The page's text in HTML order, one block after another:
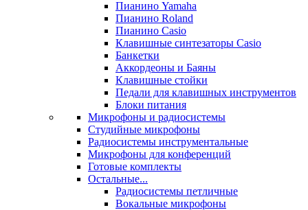
Пианино Yamaha
Пианино Roland
Пианино Casio
Клавишные синтезаторы Casio
Банкетки
Аккордеоны и Баяны
Клавишные стойки
Педали для клавишных инструментов
Блоки питания
Микрофоны и радиосистемы
Студийные микрофоны
Радиосистемы инструментальные
Микрофоны для конференций
Готовые комплекты
Остальные...
Радиосистемы петличные
Вокальные микрофоны